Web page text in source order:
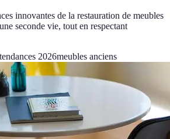
innovantes de la restauration de meubles
seconde vie, tout en respectant
tendances 2026meubles anciens